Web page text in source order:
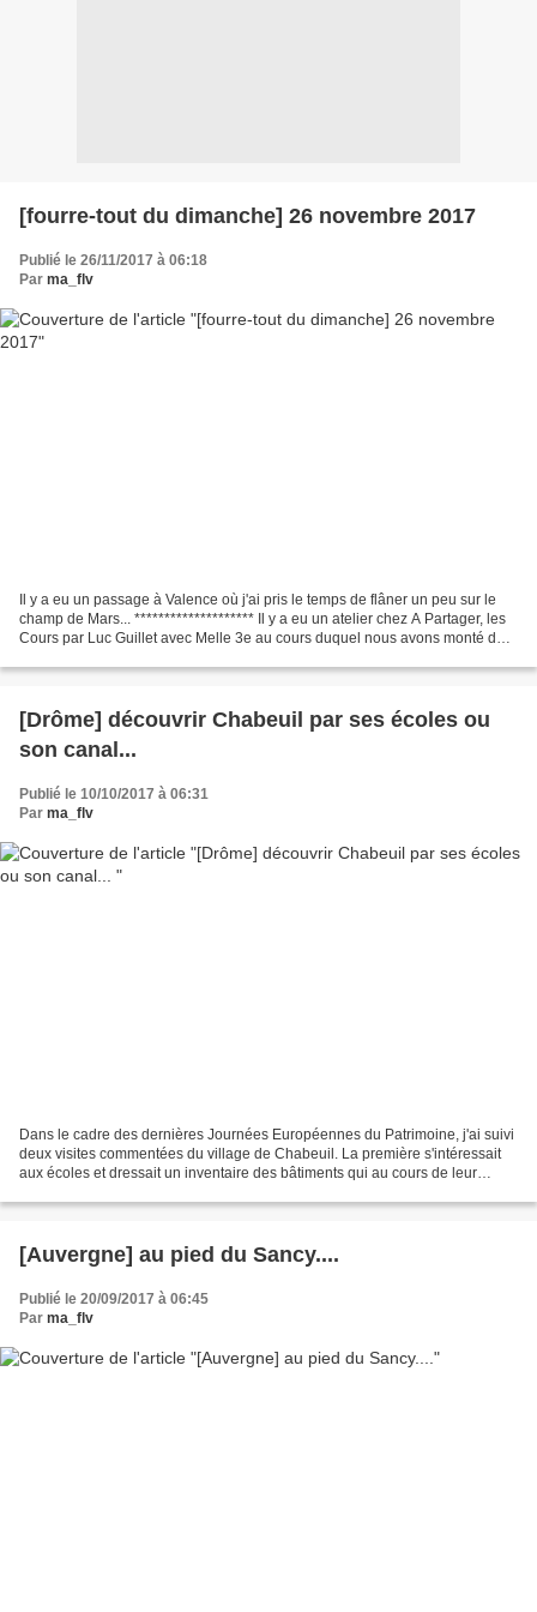
[fourre-tout du dimanche] 26 novembre 2017
Publié le 26/11/2017 à 06:18
Par ma_flv
Il y a eu un passage à Valence où j'ai pris le temps de flâner un peu sur le
champ de Mars... ******************** Il y a eu un atelier chez A Partager, les
Cours par Luc Guillet avec Melle 3e au cours duquel nous avons monté des
[Drôme] découvrir Chabeuil par ses écoles ou
son canal...
Publié le 10/10/2017 à 06:31
Par ma_flv
Dans le cadre des dernières Journées Européennes du Patrimoine, j'ai suivi
deux visites commentées du village de Chabeuil. La première s'intéressait
aux écoles et dressait un inventaire des bâtiments qui au cours de leur
[Auvergne] au pied du Sancy....
Publié le 20/09/2017 à 06:45
Par ma_flv